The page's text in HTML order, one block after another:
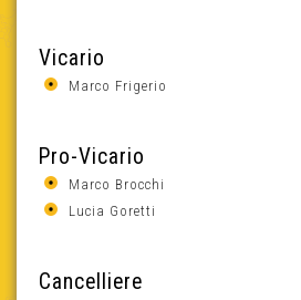
Vicario
Marco Frigerio
Pro-Vicario
Marco Brocchi
Lucia Goretti
Cancelliere